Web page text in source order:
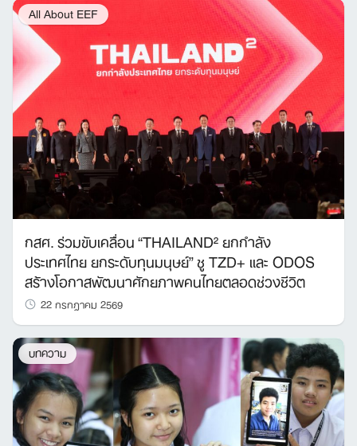
All About EEF
กสศ. ร่วมขับเคลื่อน “THAILAND² ยกกำลัง
ประเทศไทย ยกระดับทุนมนุษย์” ชู TZD+ และ ODOS
สร้างโอกาสพัฒนาศักยภาพคนไทยตลอดช่วงชีวิต
22 กรกฎาคม 2569
บทความ